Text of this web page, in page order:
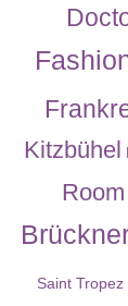
Kitzbühel
Room
Saint Tropez